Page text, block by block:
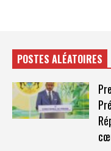
POSTES ALÉATOIRES